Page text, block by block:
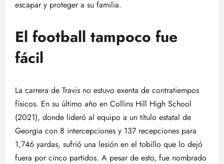
escapar y proteger a su familia.
El football tampoco fue
fácil
La carrera de Travis no estuvo exenta de contratiempos
físicos. En su último año en Collins Hill High School
(2021), donde lideró al equipo a un título estatal de
Georgia con 8 intercepciones y 137 recepciones para
1,746 yardas, sufrió una lesión en el tobillo que lo dejó
fuera por cinco partidos. A pesar de esto, fue nombrado